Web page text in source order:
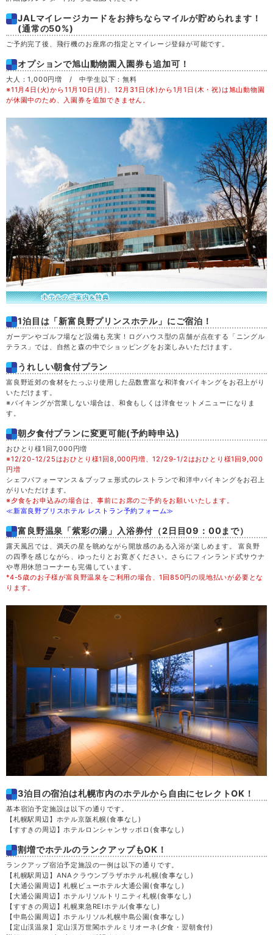
土 29
月 31
JALマイレージカードをお持ちならマイルが貯められます！
(通常の50%)
ご予約完了後、飛行機のお座席の指定とマイレージ登録が可能です。
オプションで旭山動物園入園券も追加可！
大人：1,000円増 / 中学生以下：無料
※11月4日(火)から11月10日(月)、12月31日(水)から1月1日(木・祝)は旭山動物園
が休園中のため、入園券を追加できません。
1泊目は「新富良野プリンスホテル」にご宿泊！
ガーデンやゴルフ場など設備も充実！ログハウス型の店舗が点在する「ニングル
テラス」では、自然と森の中でショッピングをお楽しみいただけます。
うれしい朝食付プラン
富良野近郊の食材をたっぷり使用した品数豊富な和洋食バイキングをお召上がり
いただけます。
※バイキングが営業しない場合は、和食もしくは洋食セットメニューになりま
す。
朝夕食付プランに変更可能(予約時申込)
おひとり様1回7,000円増
※12/20-12/25はおひとり様1回8,000円増、12/29-1/2はおひとり様1回9,000
円増
シェフパフォーマンス＆ブッフェ形式のレストランで和洋中バイキングをお召上
がりいただけます。
※夕食をお申込みの場合は、事前にお席のご予約をお願いいたします。
≪新富良野プリスホテル レストラン予約フォーム≫
富良野温泉「紫彩の湯」入浴券付（2日目09：00まで）
露天風呂では、満天の星を眺めながら開放感のある入浴が楽しめます。 富良野
の四季を感じながら、ゆったりとお寛ぎください。さらにフィンランド式サウナ
や専用休憩コーナーも完備しています。
*4-5歳のお子様が富良野温泉をご利用の場合、1回850円の現地払いが必要とな
ります。
3泊目の宿泊は札幌市内のホテルから自由にセレクトOK！
基本宿泊予定施設は以下の通りです。
【札幌駅周辺】ホテル京阪札幌(食事なし)
【すすきの周辺】ホテルロンシャンサッポロ (食事なし)
割増でホテルのランクアップもOK！
ランクアップ宿泊予定施設の一例は以下の通りです。
【札幌駅周辺】ANAクラウンプラザホテル札幌(食事なし)
【大通公園周辺】札幌ビューホテル大通公園 (食事なし)
【大通公園周辺】ホテルリソルトリニティ札幌(食事なし)
【すすきの周辺】札幌東急REIホテル(食事なし)
【中島公園周辺】ホテルリソル札幌中島公園 (食事なし)
【定山渓温泉】定山渓万世閣ホテルミリオーネ (夕食・翌朝食付)